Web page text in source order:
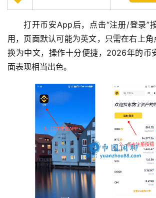
打开币安App后，点击“注册/登录”
用，页面默认可能为英文，只需在右上角
换为中文，操作十分便捷，2026年的币
面表现相当出色。